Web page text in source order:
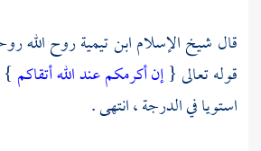
قال شيخ الإسلامابن تيميةروح الله
قوله تعالى {إن أكرمكم عند الله أتقاكم }
استويا في الدرجة ، انتهى .